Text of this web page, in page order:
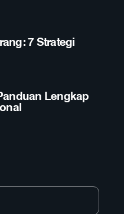
7 Strategi
Lengkap